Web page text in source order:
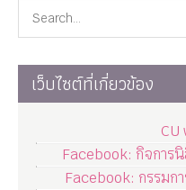
เว็บไซต์ที่เกี่ยวข้อง
CU
Facebook: กิจการ
Facebook: กรรมก